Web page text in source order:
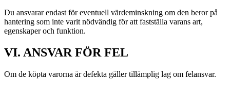
Du ansvarar endast för eventuell värdeminskning om den beror på
hantering som inte varit nödvändig för att fastställa varans art,
egenskaper och funktion.
VI. ANSVAR FÖR FEL
Om de köpta varorna är defekta gäller tillämplig lag om felansvar.